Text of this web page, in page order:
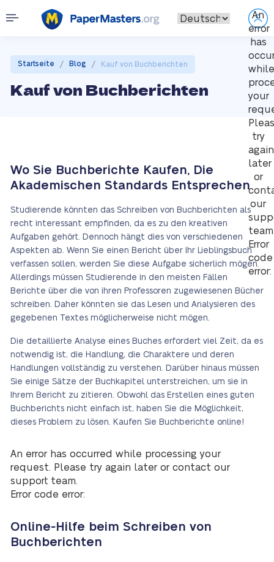
An
error
has
while
your
try
again
later
or
our
Error
code
error:
Startseite / Blog / Kauf von Buchberichten
Kauf von Buchberichten
Wo Sie Buchberichte Kaufen, Die
Akademischen Standards Entsprechen
Studierende könnten das Schreiben von Buchberichten als
recht interessant empfinden, da es zu den kreativen
Aufgaben gehört. Dennoch hängt dies von verschiedenen
Aspekten ab. Wenn Sie einen Bericht über Ihr Lieblingsbuch
verfassen sollen, werden Sie diese Aufgabe sicherlich mögen.
Allerdings müssen Studierende in den meisten Fällen
Berichte über die von ihren Professoren zugewiesenen Bücher
schreiben. Daher könnten sie das Lesen und Analysieren des
gegebenen Textes möglicherweise nicht mögen.
Die detaillierte Analyse eines Buches erfordert viel Zeit, da es
notwendig ist, die Handlung, die Charaktere und deren
Handlungen vollständig zu verstehen. Darüber hinaus müssen
Sie einige Sätze der Buchkapitel unterstreichen, um sie in
Ihrem Bericht zu zitieren. Obwohl das Erstellen eines guten
Buchberichts nicht einfach ist, haben Sie die Möglichkeit,
dieses Problem zu lösen. Kaufen Sie Buchberichte online!
An error has occurred while processing your
request. Please try again later or contact our
support team.
Error code error:
Online-Hilfe beim Schreiben von
Buchberichten